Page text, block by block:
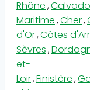
Rhône,
Maritime,Cher,
d'Or,Côtes
Sèvres,
et-
Loir,Finistère,